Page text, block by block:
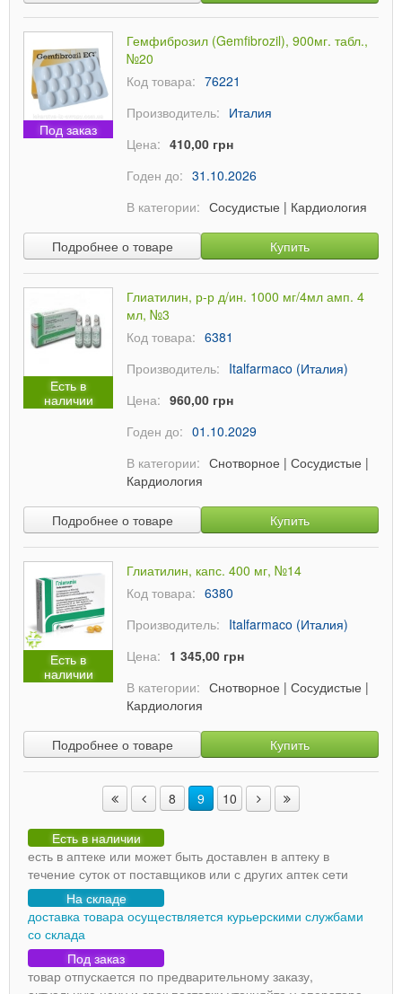
Под заказ
Гемфиброзил (Gemfibrozil), 900мг. табл.,
№20
Код товара: 76221
Производитель: Италия
Цена: 410,00 грн
Годен до: 31.10.2026
В категории: Сосудистые | Кардиология
Подробнее о товаре Купить
Есть в
наличии
Глиатилин, р-р д/ин. 1000 мг/4мл амп. 4
мл, №3
Код товара: 6381
Производитель: Italfarmaco (Италия)
Цена: 960,00 грн
Годен до: 01.10.2029
В категории: Снотворное | Сосудистые |
Кардиология
Подробнее о товаре Купить
Есть в
наличии
Глиатилин, капс. 400 мг, №14
Код товара: 6380
Производитель: Italfarmaco (Италия)
Цена: 1 345,00 грн
В категории: Снотворное | Сосудистые |
Кардиология
Подробнее о товаре Купить
8 9 10
Есть в наличии
есть в аптеке или может быть доставлен в аптеку в
течение суток от поставщиков или с других аптек сети
На складе
доставка товара осуществляется курьерскими службами
со склада
Под заказ
товар отпускается по предварительному заказу,